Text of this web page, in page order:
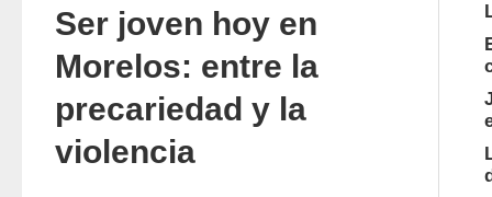
Ser joven hoy en
Morelos: entre la
precariedad y la
violencia